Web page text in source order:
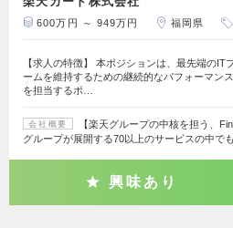
600万円 ～ 949万円 福岡県
【求人の特徴】 本ポジションは、最先端のIT
ームを維持するための継続的なパフォーマン
を担当するポ…
会社概要
【楽天グループの中核を担う、
グループが展開する70以上のサービスの中で
興味あり